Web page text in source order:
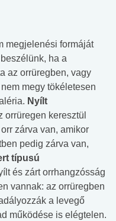
megjelenési formáját
beszélünk, ha a
az orrüregben, vagy
megy tökéletesen
Nyílt
orrüregen keresztül
zárva van, amikor
pedig zárva van,
típusú
és zárt orrhangzósság
vannak: az orrüregben
a levegő
működése is elégtelen.